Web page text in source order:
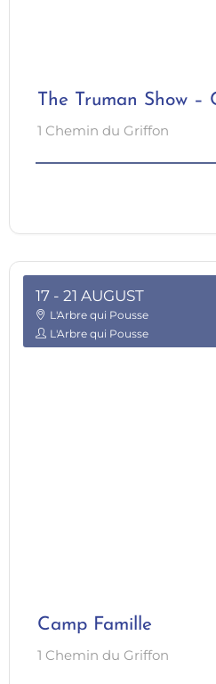
The Truman Show –
1 Chemin du Griffon
17 - 21 AUGUST
L'Arbre qui Pousse
L'Arbre qui Pousse
Camp Famille
1 Chemin du Griffon